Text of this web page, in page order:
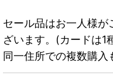
セール品はお一人様
ざいます。(カードは1
同一住所での複数購入